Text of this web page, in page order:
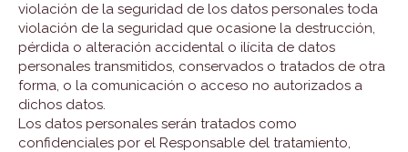
violación de la seguridad de los datos personales toda
violación de la seguridad que ocasione la destrucción,
pérdida o alteración accidental o ilícita de datos
personales transmitidos, conservados o tratados de otra
forma, o la comunicación o acceso no autorizados a
dichos datos.
Los datos personales serán tratados como
confidenciales por el Responsable del tratamiento,